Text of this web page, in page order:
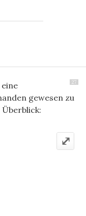
27
gewesen zu
⤢